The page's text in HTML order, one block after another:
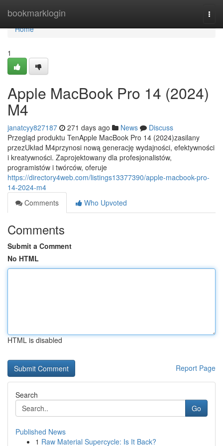
bookmarklogin
Home
Home
1
Apple MacBook Pro 14 (2024)
M4
janatcyy827187 271 days ago News
Discuss
Przegląd produktu TenApple MacBook Pro 14 (2024)zasilany
przezUkład M4przynosi nową generację wydajności, efektywności
i kreatywności. Zaprojektowany dla profesjonalistów,
programistów i twórców, oferuje
https://directory4web.com/listings13377390/apple-macbook-pro-
14-2024-m4
Comments
Who Upvoted
Comments
Submit a Comment
No HTML
HTML is disabled
Report Page
Search
Go
Published News
1 Raw Material Supercycle: Is It Back?